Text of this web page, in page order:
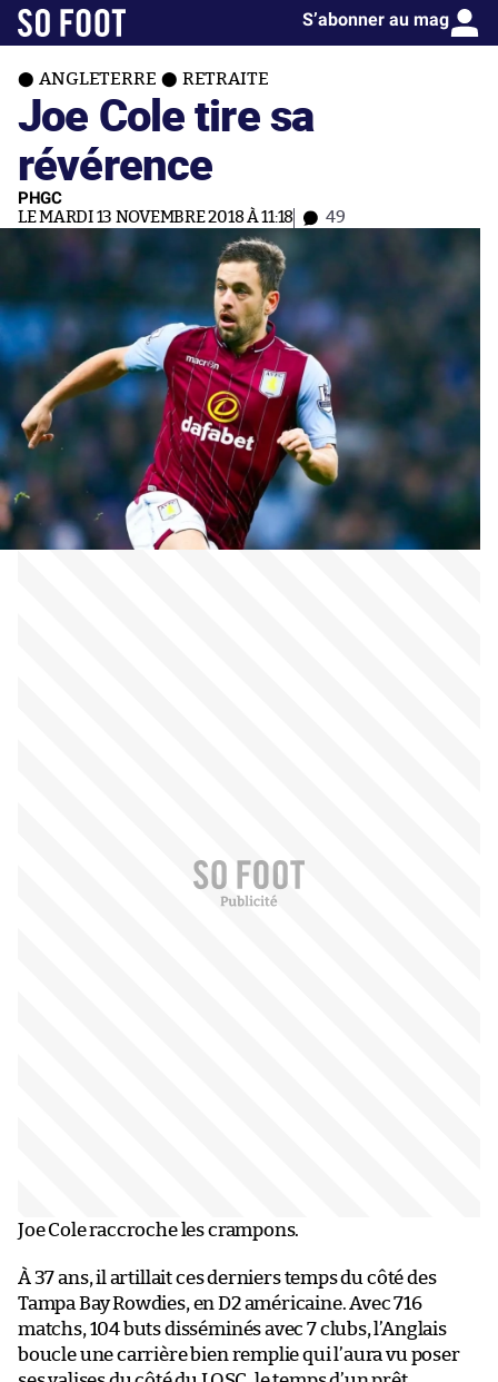
S’abonner au mag
ANGLETERRE RETRAITE
Joe Cole tire sa
révérence
PHGC
LE MARDI 13 NOVEMBRE 2018 À 11:18 49
Joe Cole raccroche les crampons.
À 37 ans, il artillait ces derniers temps du côté des
Tampa Bay Rowdies, en D2 américaine. Avec 716
matchs, 104 buts disséminés avec 7 clubs, l’Anglais
boucle une carrière bien remplie qui l’aura vu poser